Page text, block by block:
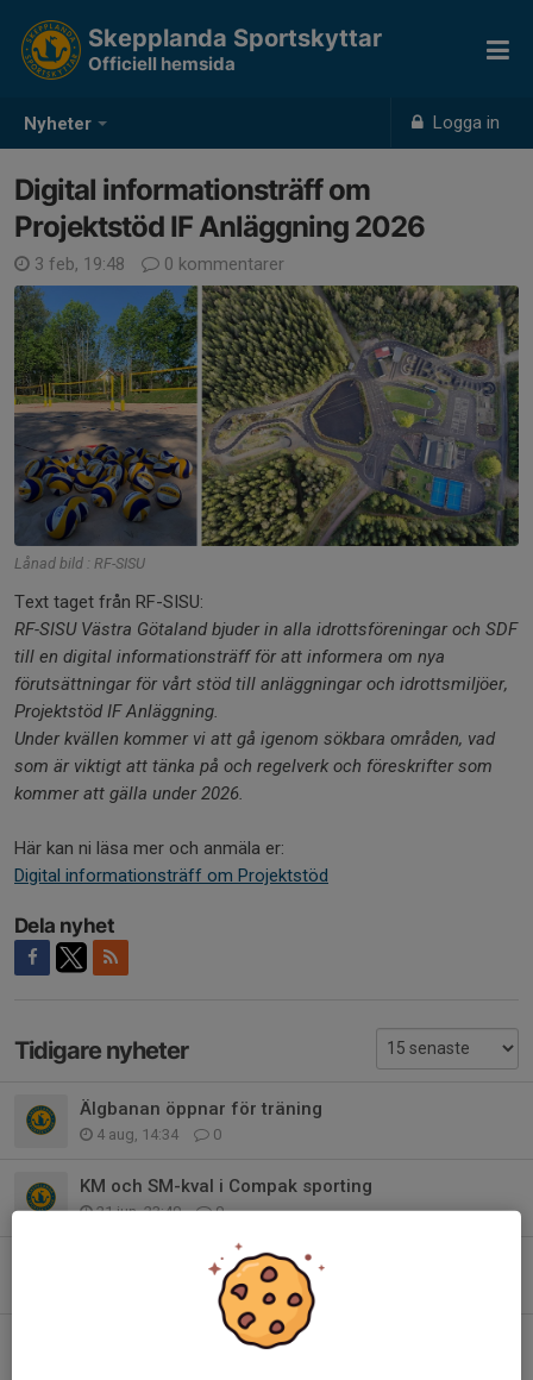
Nyheter Logga in
Skepplanda Sportskyttar
Officiell hemsida
Digital informationsträff om
Projektstöd IF Anläggning 2026
3 feb, 19:48 0 kommentarer
Lånad bild : RF-SISU
Text taget från RF-SISU:
RF-SISU Västra Götaland bjuder in alla idrottsföreningar och SDF
till en digital informationsträff för att informera om nya
förutsättningar för vårt stöd till anläggningar och idrottsmiljöer,
Projektstöd IF Anläggning.
Under kvällen kommer vi att gå igenom sökbara områden, vad
som är viktigt att tänka på och regelverk och föreskrifter som
kommer att gälla under 2026.
Här kan ni läsa mer och anmäla er:
Digital informationsträff om Projektstöd
Dela nyhet
Tidigare nyheter
Älgbanan öppnar för träning
4 aug, 14:34 0
KM och SM-kval i Compak sporting
21 jun, 23:40 0
13/6 DM Compak Sporting
0
12-14/6 Sokna Steel Challenge, Compak Sporting